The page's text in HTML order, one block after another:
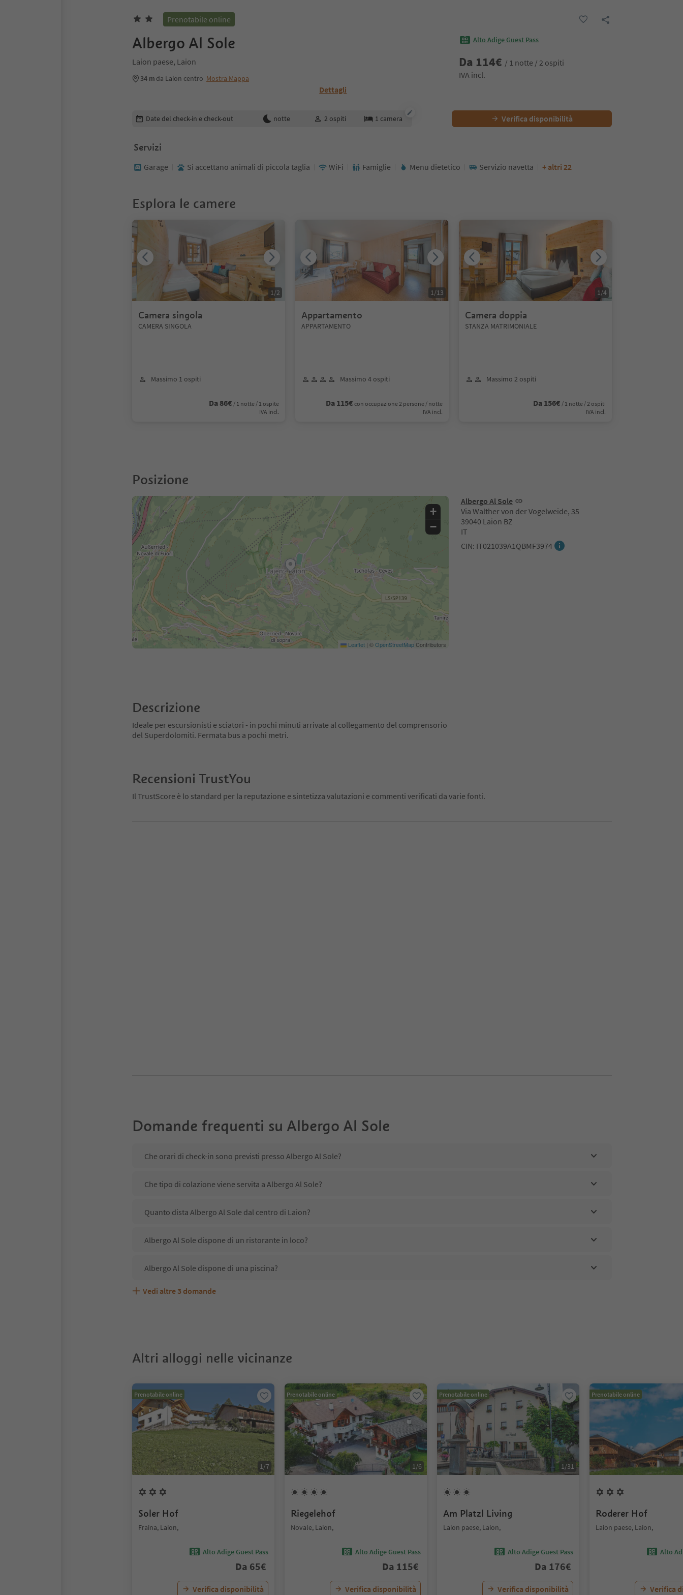
Prenotabile online
Albergo Al Sole
Laion paese, Laion
34 m da Laion centro Mostra Mappa
Dettagli
Alto Adige Guest Pass
Da 114€ / 1 notte / 2 ospiti
IVA incl.
Modifica i dettagli della prenotazione
Date del check-in e check-out notte 2 ospiti 1 camera Verifica disponibilità
Servizi
Garage Si accettano animali di piccola taglia WiFi Famiglie Menu dietetico Servizio navetta + altri 22
Esplora le camere
Camera singola
CAMERA SINGOLA
Massimo 1 ospiti
Da 86€ / 1 notte / 1 ospite
IVA incl.
1/2
Appartamento
APPARTAMENTO
Massimo 4 ospiti
Da 115€ con occupazione 2 persone / notte
IVA incl.
1/13
Camera doppia
STANZA MATRIMONIALE
Massimo 2 ospiti
Da 156€ / 1 notte / 2 ospiti
IVA incl.
1/4
Posizione
Albergo Al Sole
Via Walther von der Vogelweide, 35
39040 Laion BZ
IT
CIN: IT021039A1QBMF3974
+
−
Leaflet | ©OpenStreetMapContributors
Descrizione
Ideale per escursionisti e sciatori - in pochi minuti arrivate al collegamento del comprensorio
del Superdolomiti. Fermata bus a pochi metri.
Recensioni TrustYou
Il TrustScore è lo standard per la reputazione e sintetizza valutazioni e commenti verificati da varie fonti.
Domande frequenti su Albergo Al Sole
Che orari di check-in sono previsti presso Albergo Al Sole?
Che tipo di colazione viene servita a Albergo Al Sole?
Quanto dista Albergo Al Sole dal centro di Laion?
Albergo Al Sole dispone di un ristorante in loco?
Albergo Al Sole dispone di una piscina?
Albergo Al Sole accetta animali domestici?
Quali servizi/attività sono disponibili presso Albergo Al Sole?
Gli ospiti di Albergo Al Sole ricevono l'Alto Adige Guest Pass?
Vedi altre 3 domande
Altri alloggi nelle vicinanze
Prenotabile online
1/7
Soler Hof
Fraina, Laion,
Alto Adige Guest Pass
Da 65€
Verifica disponibilità
Prenotabile online
1/6
Riegelehof
Novale, Laion,
Alto Adige Guest Pass
Da 115€
Verifica disponibilità
Prenotabile online
1/31
Am Platzl Living
Laion paese, Laion,
Alto Adige Guest Pass
Da 176€
Verifica disponibilità
Prenotabile online
Roderer Hof
Laion paese, Laion,
Alto
Verifica